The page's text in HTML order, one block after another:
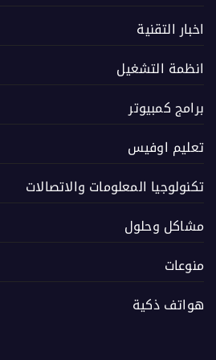
اخبار التقنية
انظمة التشغيل
برامج كمبيوتر
تعليم اوفيس
تكنولوجيا المعلومات والاتصالات
مشاكل وحلول
منوعات
هواتف ذكية